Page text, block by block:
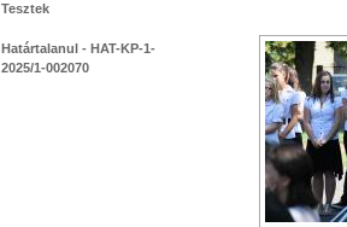
Tesztek
Határtalanul - HAT-KP-1-
2025/1-002070